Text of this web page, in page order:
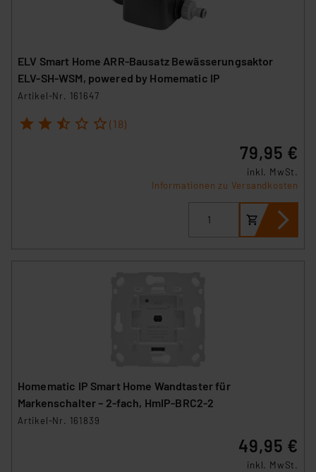
ELV Smart Home ARR-Bausatz Bewässerungsaktor
ELV-SH-WSM, powered by Homematic IP
Artikel-Nr. 161647
1 2 3 4 5 (18)
79,95 €
inkl. MwSt.
Informationen zu Versandkosten
Homematic IP Smart Home Wandtaster für
Markenschalter – 2-fach, HmIP-BRC2-2
Artikel-Nr. 161839
49,95 €
inkl. MwSt.